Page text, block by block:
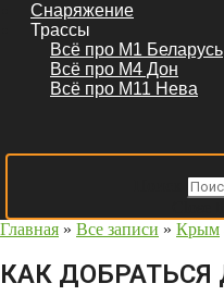
Снаряжение
Трассы
Всё про М1 Беларусь
Всё про М4 Дон
Всё про М11 Нева
Главная » Все записи » Крым
КАК